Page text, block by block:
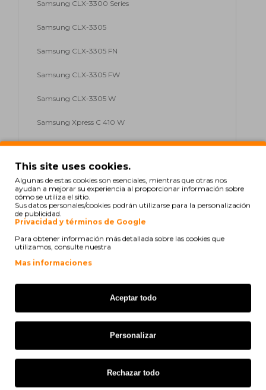
Samsung CLX-3300 Series
Samsung CLX-3305
Samsung CLX-3305 FN
Samsung CLX-3305 FW
Samsung CLX-3305 W
Samsung Xpress C 410 W
Samsung Xpress C 460 FW
Samsung Xpress C 460 Series
Samsung Xpress C 460 W
Samsung CLX-3305 Series
Samsung Xpress C 430
Samsung Xpress C 430 Series
Samsung Xpress C 467 W
Samsung Xpress C 480
Samsung Xpress C 480 FN
This site uses cookies.
Algunas de estas cookies son esenciales, mientras que otras nos
ayudan a mejorar su experiencia al proporcionar información sobre
cómo se utiliza el sitio.
Sus datos personales/cookies podrán utilizarse para la personalización
de publicidad.
Privacidad y términos de Google
Para obtener información más detallada sobre las cookies que
utilizamos, consulte nuestra
Mas informaciones
Aceptar todo
Personalizar
Rechazar todo